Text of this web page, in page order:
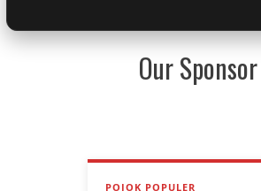
Our Sponsor
POJOK POPULER